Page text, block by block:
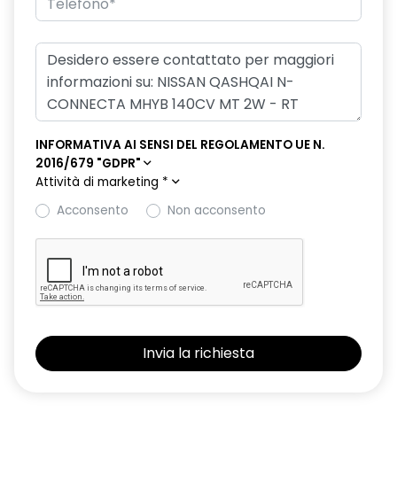
INFORMATIVA AI SENSI DEL REGOLAMENTO UE N.
2016/679 "GDPR"
Attività di marketing *
Acconsento
Non acconsento